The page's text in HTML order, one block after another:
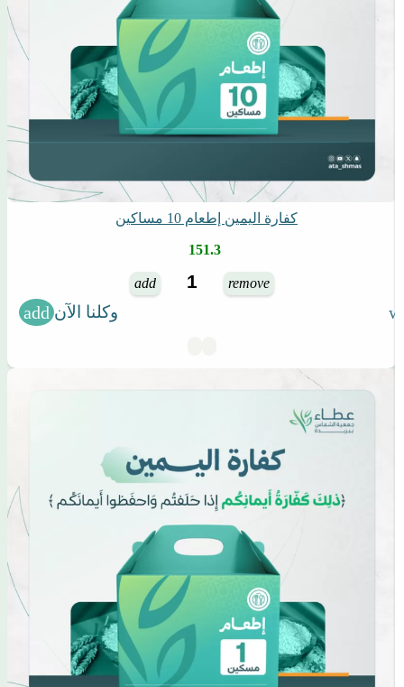
كفارة اليمين إطعام 10 مساكين
151.3
add remove
وكلنا الآن